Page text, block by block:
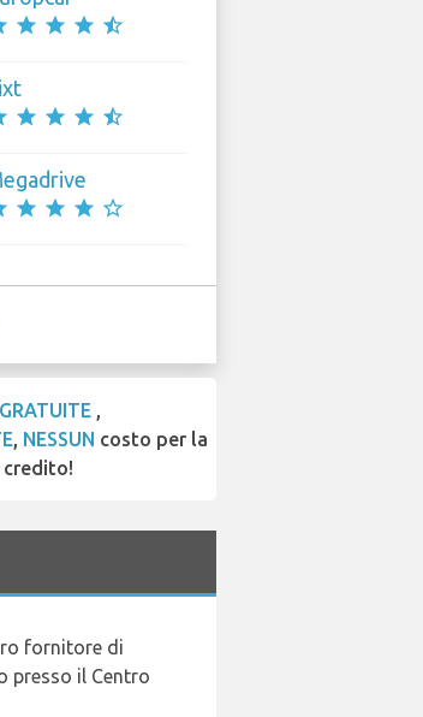
star star star star_half
star star star star_half
star star star star_border
GRATUITE,
, NESSUN costo per la
fornitore di
presso il Centro